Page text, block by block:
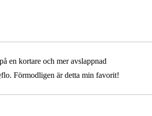
en kortare och mer avslappnad
Förmodligen är detta min favorit!